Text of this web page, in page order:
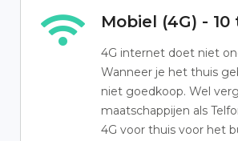
Mobiel (4G) -
4G internet doet niet
Wanneer je het thuis
niet goedkoop. Wel
maatschappijen als
4G voor thuis voor het